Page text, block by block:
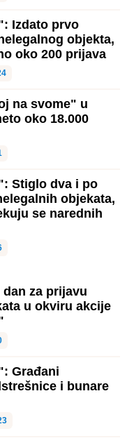
Izdato prvo
objekta,
oko 200 prijava
na svome" u
oko 18.000
Stiglo dva i po
objekata,
se narednih
za prijavu
u okviru akcije
Građani
i bunare